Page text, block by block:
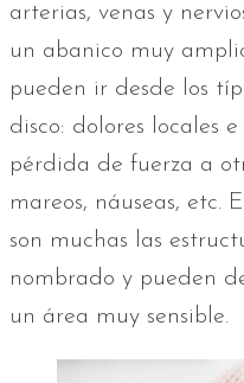
arterias, venas y
un abanico muy
pueden ir desde los
disco: dolores locales
pérdida de fuerza a
mareos, náuseas, etc.
son muchas las
nombrado y pueden
un área muy sensible.